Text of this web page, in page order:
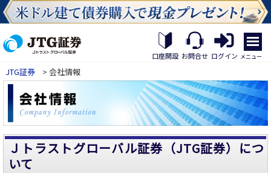
口座開設 お問合せ ログイン
繝｡
繝
九
繝
ｼ
繧
帝
縺
�
メニュー
JTG証券 > 会社情報
Ｊトラストグローバル証券（JTG証券）につ
いて